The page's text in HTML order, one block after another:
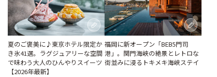
夏のご褒美に♪東京ホテル限定か
き氷41選。ラグジュアリーな空間
で味わう大人のひんやりスイーツ
【2026年最新】
福岡に新オープン「BEB5門司
港」。関門海峡の絶景とレトロな
街並みに浸るトキメキ海峡ステイ